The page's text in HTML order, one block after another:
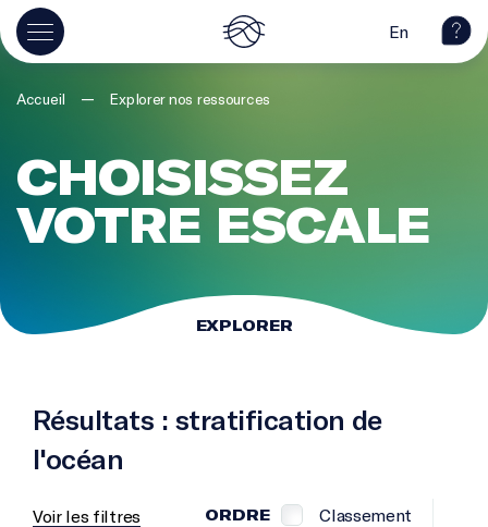
En
Accueil — Explorer nos ressources
CHOISISSEZ
VOTRE ESCALE
EXPLORER
Résultats : stratification de
l'océan
Voir les filtres ORDRE
Classement